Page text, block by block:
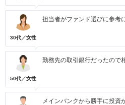
30代／女性
担当者がファンド選びに参考
50代／女性
勤務先の取引銀行だったので
メインバンクから勝手に投資